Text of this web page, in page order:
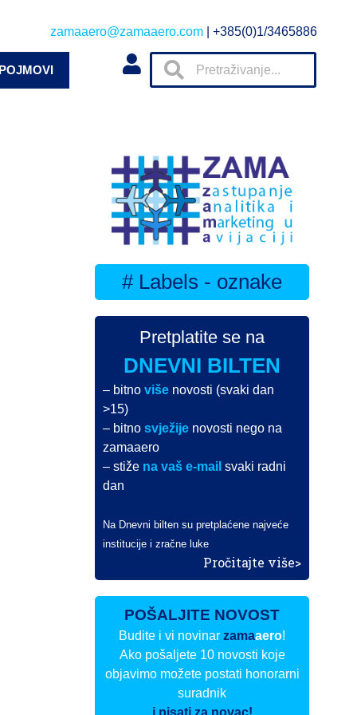
zamaaero@zamaaero.com | +385(0)1/3465886
# Labels - oznake
Pretplatite se na
DNEVNI BILTEN
– bitnoviše novosti (svaki dan
>15)
– bitnosvježije novosti nego na
zamaaero
– stiže na vaš e-mail svaki radni
dan
Na Dnevni bilten su pretplaćene najveće
institucije i zračne luke
Pročitajte više>
POŠALJITE NOVOST
Budite i vi novinarzamaaero!
Ako pošaljete 10 novosti koje
objavimo možete postati honorarni
suradnik
i pisati za novac!